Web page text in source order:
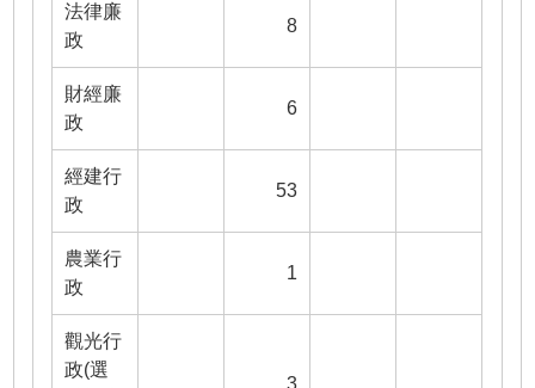
法律廉
政
8
財經廉
政
6
經建行
政
53
農業行
政
1
觀光行
政(選
3